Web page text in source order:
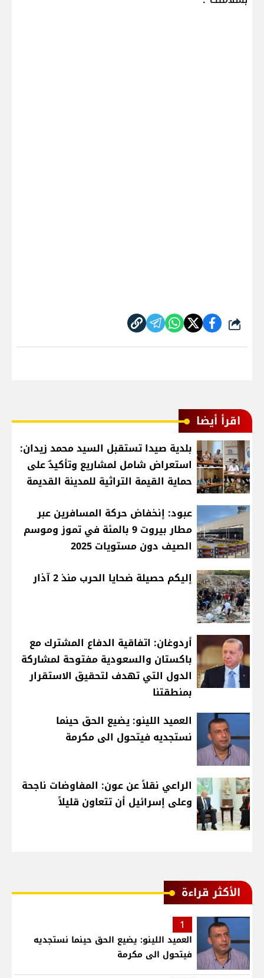
شارك
اقرأ أيضا
بلدية صيدا تستقبل السيد محمد زيدان:
استعراض شامل لمشاريع وتأكيدٌ على
حماية القيمة التراثية للمدينة القديمة
عبود: إنخفاض حركة المسافرين عبر
مطار بيروت 9 بالمئة في تموز وموسم
الصيف دون مستويات 2025
إليكم حصيلة ضحايا الحرب منذ 2 آذار
أردوغان: اتفاقية الدفاع المشترك مع
باكستان والسعودية مفتوحة لمشاركة
الدول التي تهدف لتحقيق الاستقرار
بمنطقتنا
العميد اللينو: يضيع الحق حينما
نستجديه فيتحول الى مكرمة
الراعي نقلاً عن عون: المفاوضات ناجحة
وعلى إسرائيل أن تتعاون قليلاً
الأكثر قراءة
1
العميد اللينو: يضيع الحق حينما نستجديه
فيتحول الى مكرمة